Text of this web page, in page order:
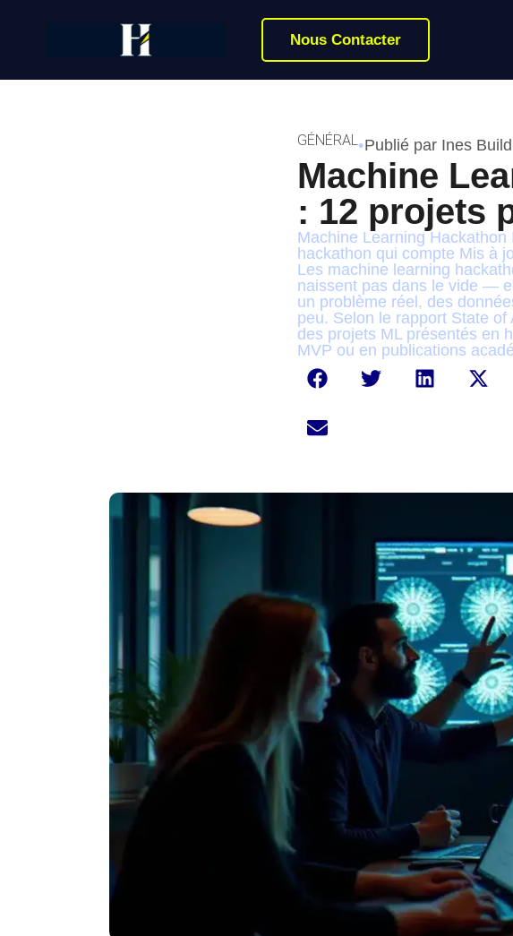
Nous Contacter
GÉNÉRAL•Publié par Ines Build
Machine
: 12 projets
Machine Learning
hackathon qui compte Mis à
Les machine learning
naissent pas dans le vide —
un problème réel, des
peu. Selon le rapport State
des projets ML présentés en
MVP ou en publications